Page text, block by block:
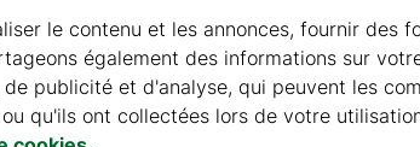
Livraison
le contenu et les annonces, fournir des
également des informations sur
publicité et d'analyse, qui peuvent les
qu'ils ont collectées lors de votre